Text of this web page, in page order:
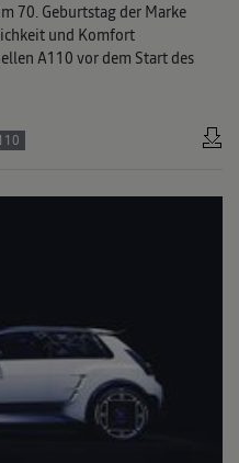
70. Geburtstag der Marke
und Komfort
A110 vor dem Start des